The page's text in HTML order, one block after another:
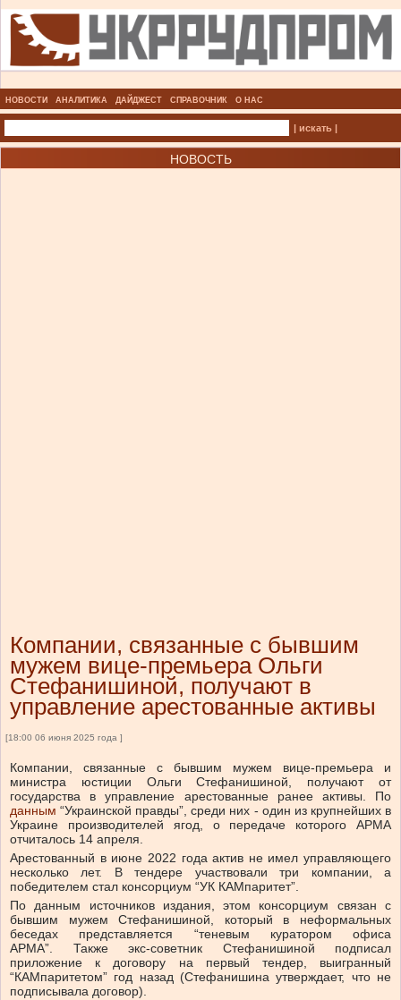
НОВОСТИ АНАЛИТИКА ДАЙДЖЕСТ СПРАВОЧНИК О НАС
| искать |
НОВОСТЬ
Компании, связанные с бывшим
мужем вице-премьера Ольги
Стефанишиной, получают в
управление арестованные активы
[18:00 06 июня 2025 года ]
Компании, связанные с бывшим мужем вице-премьера и
министра юстиции Ольги Стефанишиной, получают от
государства в управление арестованные ранее активы. По
данным “Украинской правды”, среди них - один из крупнейших в
Украине производителей ягод, о передаче которого АРМА
отчиталось 14 апреля.
Арестованный в июне 2022 года актив не имел управляющего
несколько лет. В тендере участвовали три компании, а
победителем стал консорциум “УК КАМпаритет”.
По данным источников издания, этом консорциум связан с
бывшим мужем Стефанишиной, который в неформальных
беседах представляется “теневым куратором офиса
АРМА”. Также экс-советник Стефанишиной подписал
приложение к договору на первый тендер, выигранный
“КАМпаритетом” год назад (Стефанишина утверждает, что не
подписывала договор).